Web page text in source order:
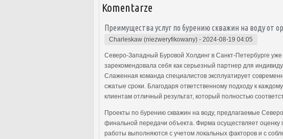
Komentarze
Преимущества услуг по бурению скважин на воду от
Charleskaw (niezweryfikowany) - 2024-08-19 04:05
Северо-Западный Буровой Холдинг в Санкт-Петербурге
зарекомендовала себя как серьезный партнер для
Слаженная команда специалистов эксплуатирует
сжатые сроки. Благодаря ответственному подходу к
клиентам отличный результат, который полностью
Проекты по бурению скважин на воду, предлагаемые
финальной передачи объекта. Фирма осуществляет оценку
работы выполняются с учетом локальных факторов и с